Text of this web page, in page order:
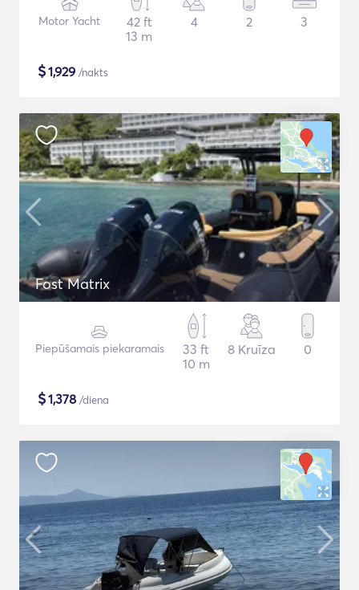
Motor Yacht
42 ft
13 m
4 2 3
$1,929 /nakts
Fost Matrix
Piepūšamais piekaramais
33 ft
10 m
8 Kruīza 0
$1,378 /diena